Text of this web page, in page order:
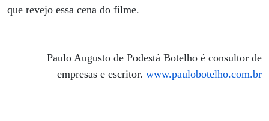
que revejo essa cena do filme.
Paulo Augusto de Podestá Botelho é consultor de
empresas e escritor. www.paulobotelho.com.br